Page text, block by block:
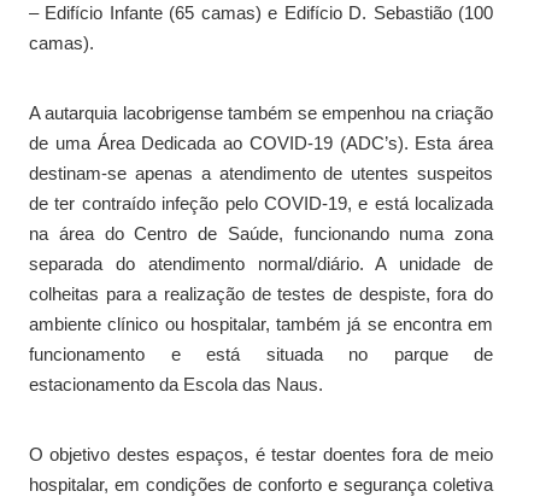
– Edifício Infante (65 camas) e Edifício D. Sebastião (100
camas).
A autarquia lacobrigense também se empenhou na criação
de uma Área Dedicada ao COVID-19 (ADC’s). Esta área
destinam-se apenas a atendimento de utentes suspeitos
de ter contraído infeção pelo COVID-19, e está localizada
na área do Centro de Saúde, funcionando numa zona
separada do atendimento normal/diário. A unidade de
colheitas para a realização de testes de despiste, fora do
ambiente clínico ou hospitalar, também já se encontra em
funcionamento e está situada no parque de
estacionamento da Escola das Naus.
O objetivo destes espaços, é testar doentes fora de meio
hospitalar, em condições de conforto e segurança coletiva